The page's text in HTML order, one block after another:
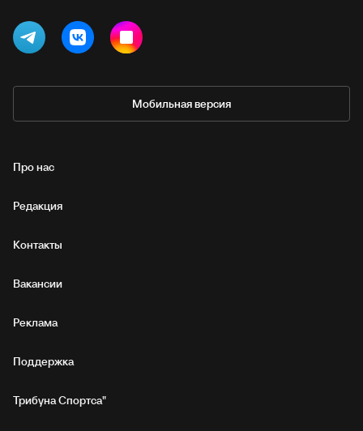
Мобильная версия
Про нас
Редакция
Контакты
Вакансии
Реклама
Поддержка
Трибуна Спортса"